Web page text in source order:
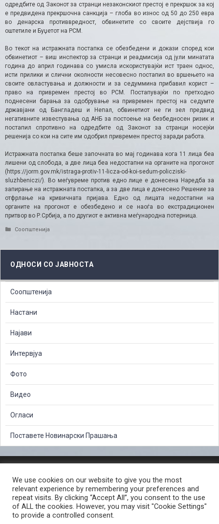
одредбите од Законот за странци незаконскиот престој е прекршок за кој
е предвидена прекршочна санкција – глоба во износ од 50 до 250 евра
во денарска противвредност, обвинетите со своите дејствија го
оштетиле и Буџетот на РСМ.
Во текот на истражната постапка се обезбедени и докази според кои
обвинетиот – виш инспектор за странци и реадмисија од јули минатата
година до април годинава со умисла искористувајќи ист траен однос,
исти прилики и слични околности несовесно постапил во вршењето на
своите овластувања и должности и за седуммина прибавил корист –
право на привремен престој во РСМ. Постапувајќи по претходно
поднесени барања за одобрување на привремен престој на седумте
државјани од Бангладеш и Непал, обвинетиот не ги зел предвид
негативните известувања од АНБ за постоење на безбедносен ризик и
постапил спротивно на одредбите од Законот за странци носејќи
решенија со кои на сите им одобрил привремен престој заради работа.
Истражната постапка беше започната во мај годинава кога 11 лица беа
лишени од слобода, а две лица беа недостапни на органите на прогонот
(https://jorm.gov.mk/istraga-protiv-11-licza-od-koi-sedum-policziski-
sluzhbeniczi/​). Во меѓувреме против едно лице е донесена Наредба за
запирање на истражната постапка, а за две лица е донесено Решение за
отфрлање на кривичната пријава. Едно од лицата недостапни на
органите на прогонот е обезбедено и се наоѓа во екстрадиционен
притвор во Р.Србија, а по другиот е активна меѓународна потерница.
Categories
Соопштенија
ОДНОСИ СО ЈАВНОСТА
Соопштенија
Настани
Најави
Интервјуа
Фото
Видео
Огласи
Поставете Новинарски Прашања
СЛОБОДЕН ПРИСТАП ДО ИНФОРМАЦИИ ОД ЈАВЕН КАРАКТЕР
ПОСТАПКА ЗА ПРИЈАВА НА КРИВИЧНО ДЕЛО
КОРИСНИ ЛИНКОВИ
ПОЛИТИКА ЗА ПРИВАТНОСТ ВЕБ СТРАНИЦА
We use cookies on our website to give you the most
relevant experience by remembering your preferences and
repeat visits. By clicking “Accept All”, you consent to the use
of ALL the cookies. However, you may visit "Cookie Settings"
to provide a controlled consent.